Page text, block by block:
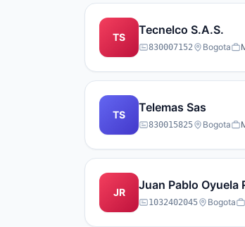
TS
Tecnelco S.A.S.
830007152 Bogota
TS
Telemas Sas
830015825 Bogota
JR
Juan Pablo Oyuela
1032402045 Bogota